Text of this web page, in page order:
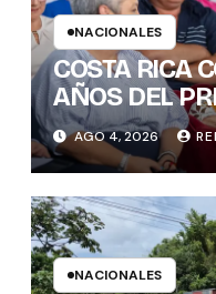
NACIONALES
COSTA RICA
AÑOS DEL
MUJERES ,
HOMENAJE A
PRIMERAS
DE COSTARICA
AGO 4, 2026
NACIONALES